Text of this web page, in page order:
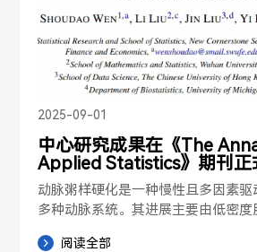
杂度降低至注意力头数的平方分之
基于岭回归闭式解的低秩近似线性校
FFN层的残差。该方法无需再训练，
外参数。实验表明，相比传统剪枝方
数据需求降低了上百倍，显著减少了
2025-09-01
中心研究成果在《The
Applied Statistics》期刊正
动脉粥样硬化是一种慢性且多因素
多种动脉系统。其进展主要由低密
阅读全部